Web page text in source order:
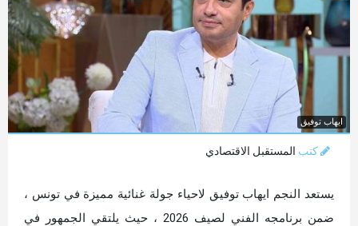
ايهاب توفيق
كتب المستقبل الاقتصادي
يستعد النجم ايهاب توفيق لاحياء جولة غنائية مميزة في تونس ،
ضمن برنامجه الفني لصيف 2026 ، حيث يلتقي الجمهور في